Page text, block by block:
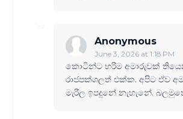
Anonymous
June 3, 2026 at 1:18 PM
කොටින්ට හරිම අමාරුවක්
රාජපක්ශලත් එක්ක. අපිට ඒව
මැරිල ඉපදුනේ නැහැනේ.